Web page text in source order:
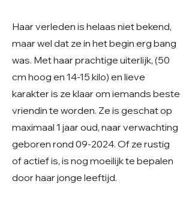
Haar verleden is helaas niet bekend,
maar wel dat ze in het begin erg bang
was. Met haar prachtige uiterlijk, (50
cm hoog en 14-15 kilo) en lieve
karakter is ze klaar om iemands beste
vriendin te worden. Ze is geschat op
maximaal 1 jaar oud, naar verwachting
geboren rond 09-2024. Of ze rustig
of actief is, is nog moeilijk te bepalen
door haar jonge leeftijd.